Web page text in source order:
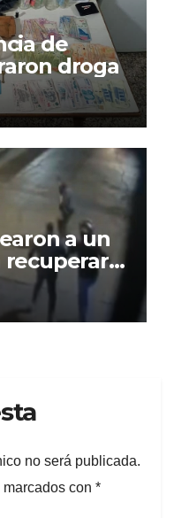
de
droga
a un
en Berisso
no será publicada.
con *